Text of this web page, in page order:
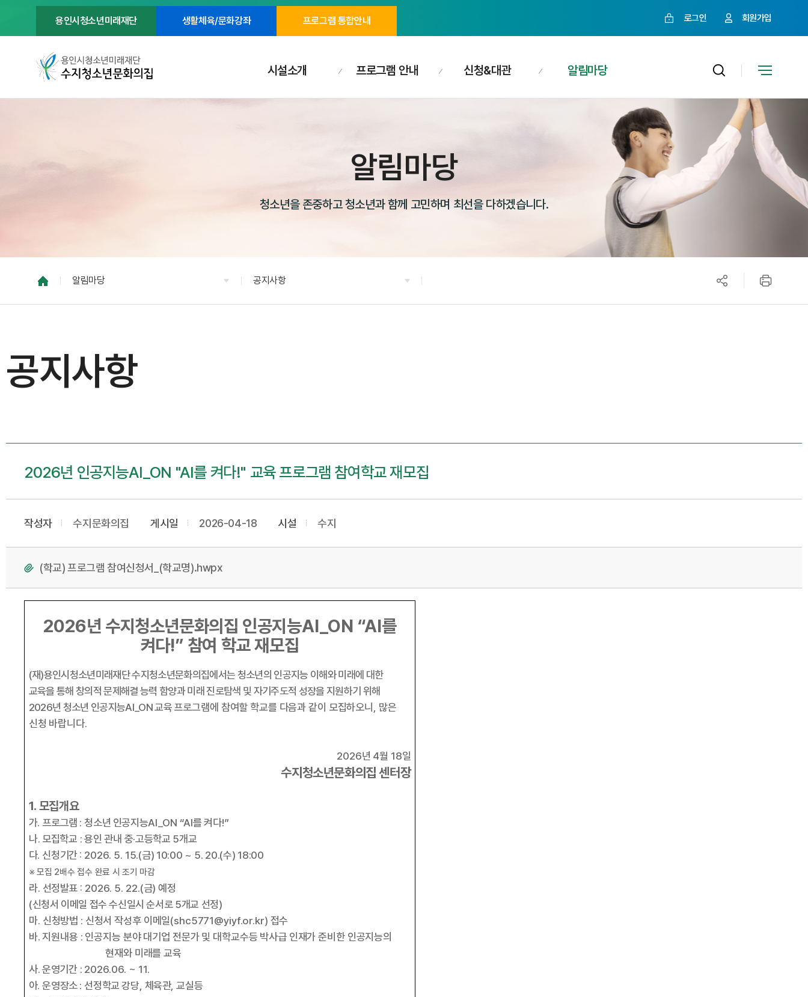
용인시청소년미래재단 생활체육/문화강좌 프로그램 통합안내 로그인 회원가입
시설소개 프로그램 안내 신청&대관 알림마당
알림마당
청소년을 존중하고 청소년과 함께 고민하며 최선을 다하겠습니다.
알림마당 공지사항
공지사항
2026년 인공지능AI_ON "AI를 켜다!" 교육 프로그램 참여학교 재모집
작성자 수지문화의집 게시일 2026-04-18 시설 수지
(학교) 프로그램 참여신청서_(학교명).hwpx
2026년 수지청소년문화의집 인공지능AI_ON “AI를
켜다!” 참여 학교 재모집
(재)용인시청소년미래재단 수지청소년문화의집에서는 청소년의 인공지능 이해와 미래에 대한
교육을 통해 창의적 문제해결 능력 함양과 미래 진로탐색 및 자기주도적 성장을 지원하기 위해
2026년 청소년 인공지능AI_ON교육 프로그램에 참여할 학교를 다음과 같이 모집하오니
많은
신청 바랍니다.
2026년 4월 18일
수지청소년문화의집 센터장
1. 모집개요
가. 프로그램 :청소년 인공지능AI_ON “AI를 켜다!”
나. 모집학교 :용인 관내 중·고등학교 5개교
다. 신청기간 : 2026. 5. 15.(금) 10:00 ~ 5. 20.(수) 18:00
※모집 2배수 접수 완료 시 조기 마감
라. 선정발표 : 2026. 5. 22.(금)예정
(신청서 이메일 접수 수신일시 순서로 5개교 선정)
마. 신청방법 : 신청서 작성후 이메일(shc5771@yiyf.or.kr) 접수
바.지원내용 : 인공지능 분야 대기업 전문가 및 대학교수등 박사급 인재가 준비한 인공지능의
현재와 미래를 교육
사. 운영기간 : 2026.06. ~ 11.
아.운영장소 : 선정학교 강당, 체육관,교실등